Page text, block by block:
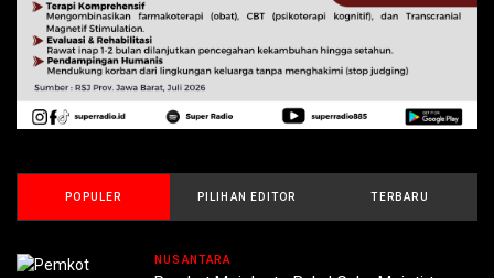
POPULER PILIHAN EDITOR TERBARU
NUSANTARA